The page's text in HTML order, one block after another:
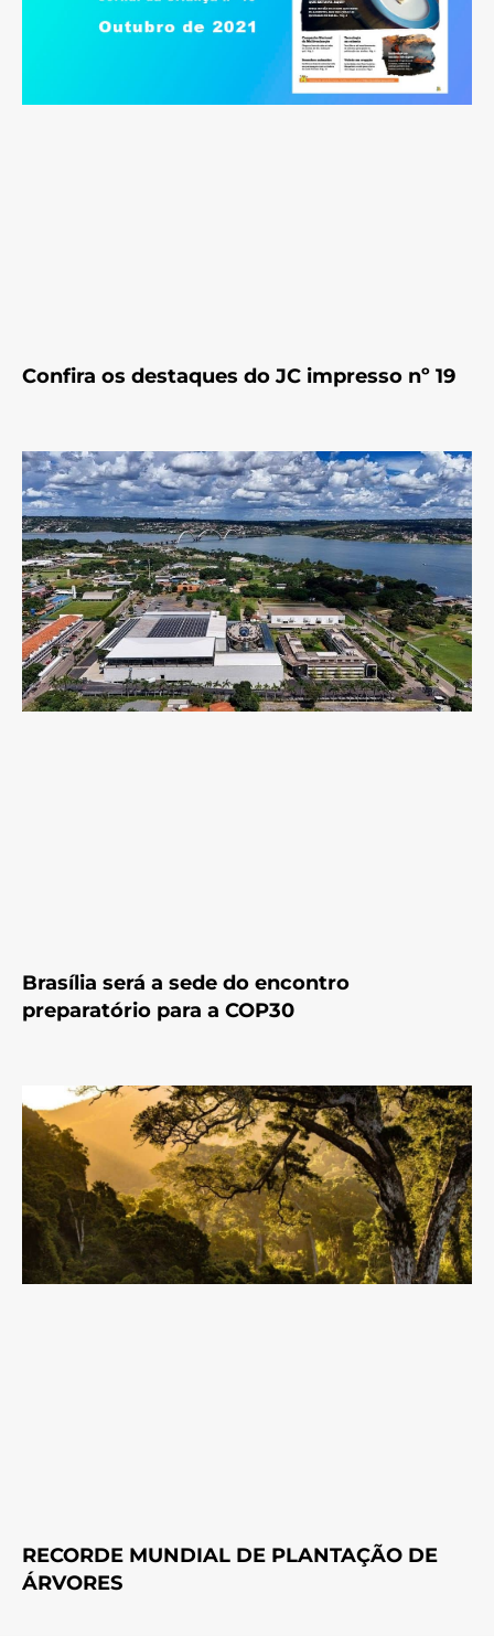
Confira os destaques do JC impresso nº 19
Brasília será a sede do encontro
preparatório para a COP30
RECORDE MUNDIAL DE PLANTAÇÃO DE
ÁRVORES